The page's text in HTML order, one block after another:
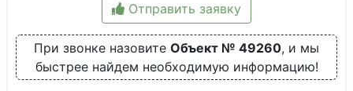
Отправить заявку
При звонке назовите Объект № 49260, и мы
быстрее найдем необходимую информацию!